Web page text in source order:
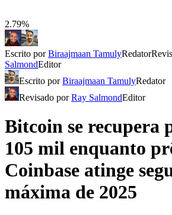
2.79%
Escrito porBiraajmaan TamulyRedator
SalmondEditor
Escrito porBiraajmaan TamulyRedator
Revisado porRay SalmondEditor
Bitcoin se recupera
105 mil enquanto
Coinbase atinge
máxima de 2025